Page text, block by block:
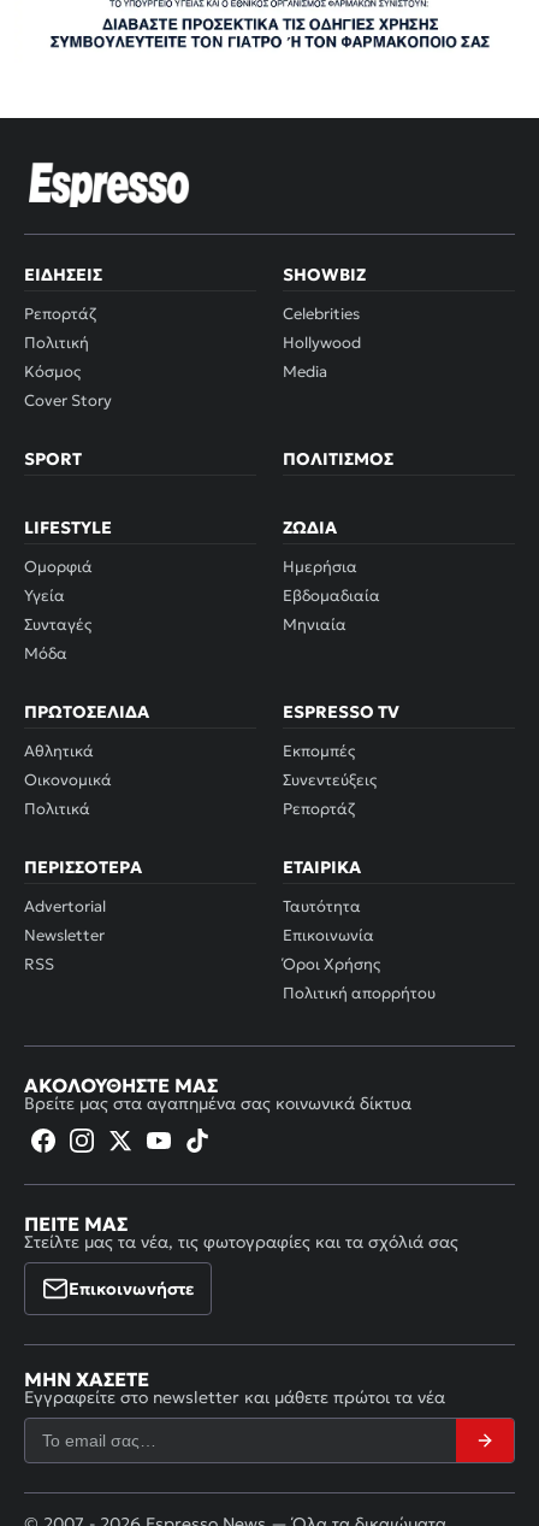
ΕΙΔΉΣΕΙΣ
Ρεπορτάζ
Πολιτική
Κόσμος
Cover Story
SHOWBIZ
Celebrities
Hollywood
Media
SPORT ΠΟΛΙΤΙΣΜΌΣ
LIFESTYLE
Ομορφιά
Υγεία
Συνταγές
Μόδα
ΖΏΔΙΑ
Ημερήσια
Εβδομαδιαία
Μηνιαία
ΠΡΩΤΟΣΈΛΙΔΑ
Αθλητικά
Οικονομικά
Πολιτικά
ESPRESSO TV
Εκπομπές
Συνεντεύξεις
Ρεπορτάζ
ΠΕΡΙΣΣΌΤΕΡΑ
Advertorial
Newsletter
RSS
ΕΤΑΙΡΙΚΆ
Ταυτότητα
Επικοινωνία
Όροι Χρήσης
Πολιτική απορρήτου
ΑΚΟΛΟΥΘΉΣΤΕ ΜΑΣ
Βρείτε μας στα αγαπημένα σας κοινωνικά δίκτυα
ΠΕΊΤΕ ΜΑΣ
Στείλτε μας τα νέα, τις φωτογραφίες και τα σχόλιά σας
Επικοινωνήστε
ΜΗΝ ΧΆΣΕΤΕ
Εγγραφείτε στο newsletter και μάθετε πρώτοι τα νέα